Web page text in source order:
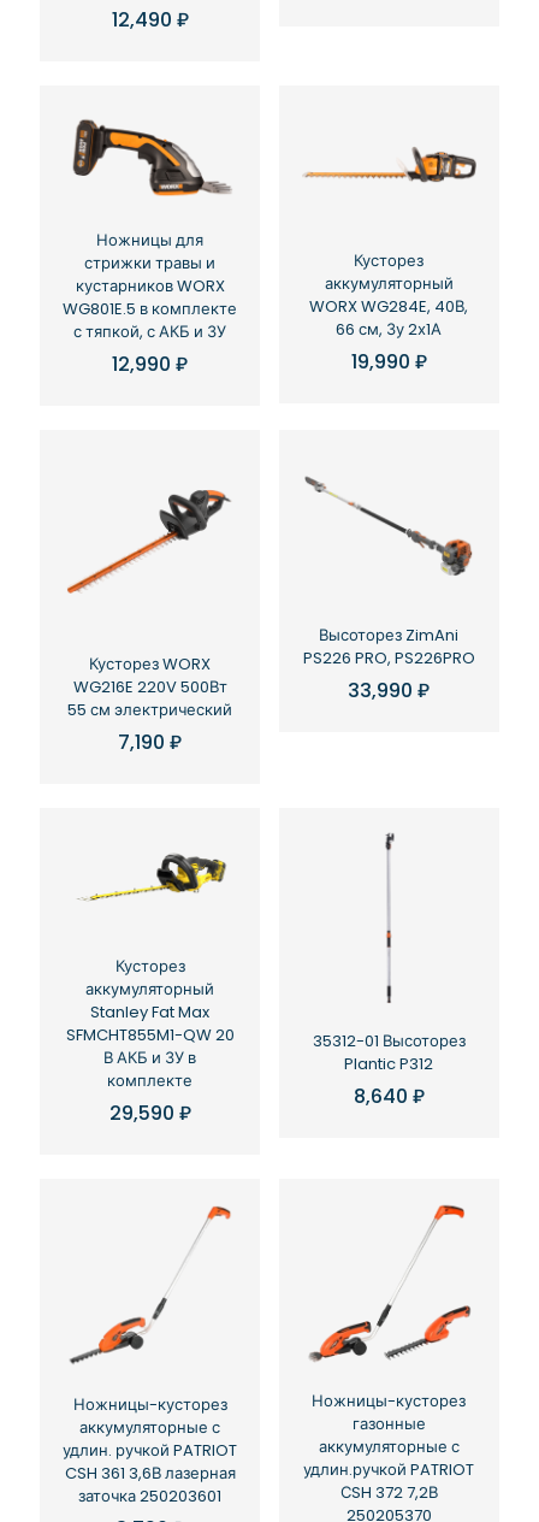
12,490 ₽
Ножницы для
стрижки травы и
кустарников WORX
WG801E.5 в комплекте
с тяпкой, с АКБ и ЗУ
12,990₽
Кусторез
аккумуляторный
WORX WG284E, 40В,
66 см, Зу 2х1А
19,990 ₽
Кусторез WORX
WG216E 220V 500Вт
55 см электрический
7,190₽
Высоторез ZimAni
PS226 PRO, PS226PRO
33,990₽
Кусторез
аккумуляторный
Stanley Fat Max
SFMCHT855M1-QW 20
В АКБ и ЗУ в
комплекте
29,590 ₽
35312-01 Высоторез
Plantic P312
8,640 ₽
Ножницы-кусторез
аккумуляторные с
удлин. ручкой PATRIOT
CSH 361 3,6В лазерная
заточка 250203601
Ножницы-кусторез
газонные
аккумуляторные с
удлин.ручкой PATRIOT
СSH 372 7,2В
250205370